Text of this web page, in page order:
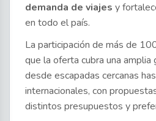
demanda de viajes y
en todo el país.
La participación de más de
que la oferta cubra una amplia
desde escapadas cercanas
internacionales, con
distintos presupuestos y